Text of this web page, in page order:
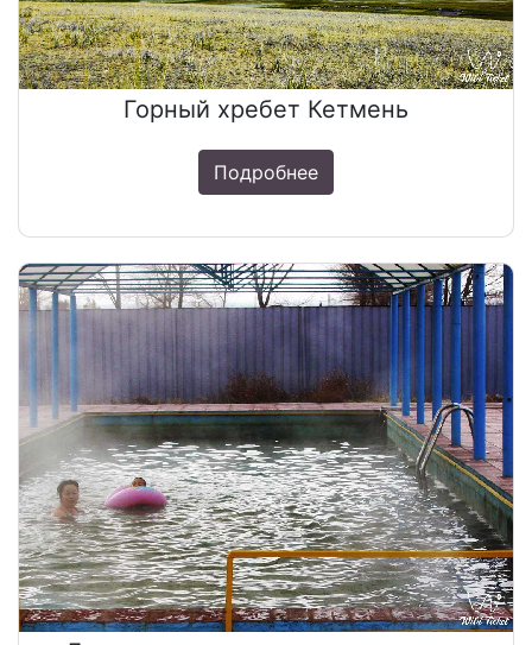
Горный хребет Кетмень
Подробнее